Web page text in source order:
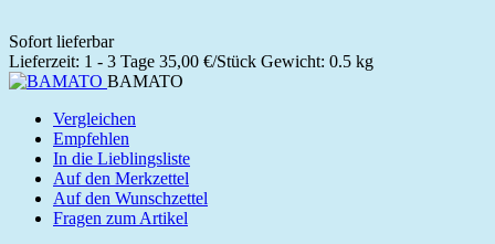
Sofort lieferbar
Lieferzeit: 1 - 3 Tage 35,00 €/Stück Gewicht: 0.5 kg
BAMATO
Vergleichen
Empfehlen
In die Lieblingsliste
Auf den Merkzettel
Auf den Wunschzettel
Fragen zum Artikel